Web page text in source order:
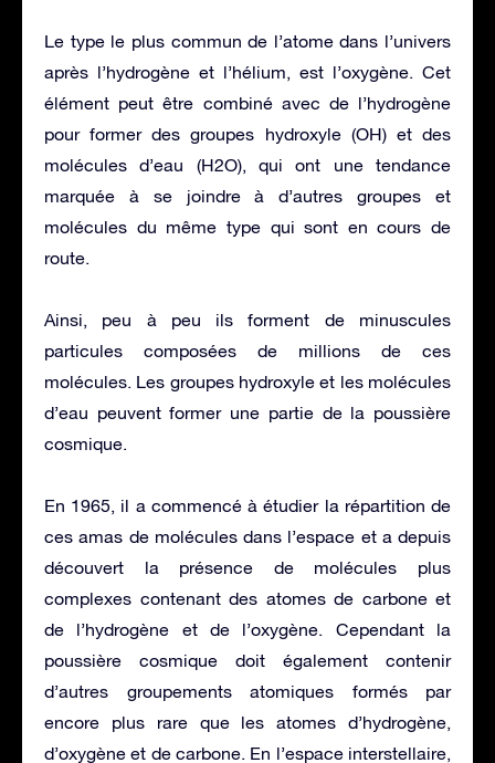
Le type le plus commun de l’atome dans l’univers
après l’hydrogène et l’hélium, est l’oxygène. Cet
élément peut être combiné avec de l’hydrogène
pour former des groupes hydroxyle (OH) et des
molécules d’eau (H2O), qui ont une tendance
marquée à se joindre à d’autres groupes et
molécules du même type qui sont en cours de
route.
Ainsi, peu à peu ils forment de minuscules
particules composées de millions de ces
molécules. Les groupes hydroxyle et les molécules
d’eau peuvent former une partie de la poussière
cosmique.
En 1965, il a commencé à étudier la répartition de
ces amas de molécules dans l’espace et a depuis
découvert la présence de molécules plus
complexes contenant des atomes de carbone et
de l’hydrogène et de l’oxygène. Cependant la
poussière cosmique doit également contenir
d’autres groupements atomiques formés par
encore plus rare que les atomes d’hydrogène,
d’oxygène et de carbone. En l’espace interstellaire,